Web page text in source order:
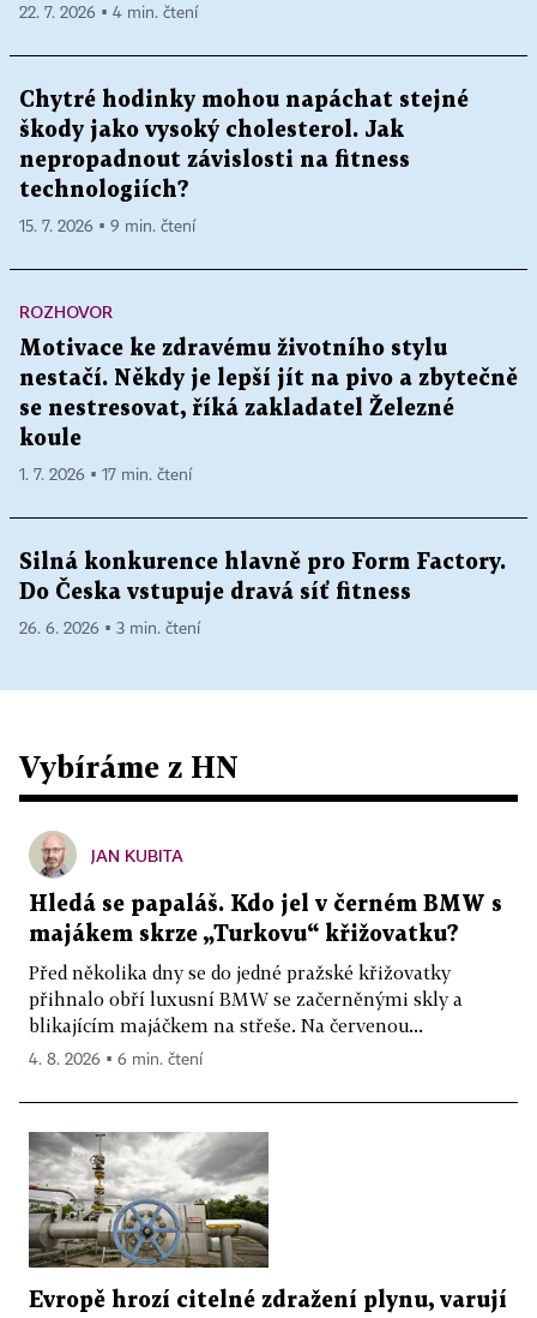
22. 7. 2026 ▪ 4 min. čtení
Chytré hodinky mohou napáchat stejné
škody jako vysoký cholesterol. Jak
nepropadnout závislosti na fitness
technologiích?
15. 7. 2026 ▪ 9 min. čtení
ROZHOVOR
Motivace ke zdravému životního stylu
nestačí. Někdy je lepší jít na pivo a zbytečně
se nestresovat, říká zakladatel Železné
koule
1. 7. 2026 ▪ 17 min. čtení
Silná konkurence hlavně pro Form Factory.
Do Česka vstupuje dravá síť fitness
26. 6. 2026 ▪ 3 min. čtení
Vybíráme z HN
JAN KUBITA
Hledá se papaláš. Kdo jel v černém BMW s
majákem skrze „Turkovu“ křižovatku?
Před několika dny se do jedné pražské křižovatky
přihnalo obří luxusní BMW se začerněnými skly a
blikajícím majáčkem na střeše. Na červenou...
4. 8. 2026 ▪ 6 min. čtení
Evropě hrozí citelné zdražení plynu, varují